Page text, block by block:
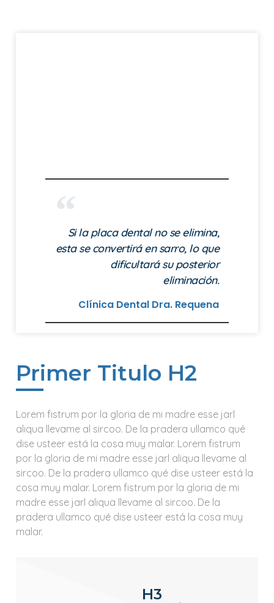
Si la placa dental no se elimina,
esta se convertirá en sarro, lo que
dificultará su posterior
eliminación.
Clínica Dental Dra. Requena
Primer Titulo H2
Lorem fistrum por la gloria de mi madre esse jarl
aliqua llevame al sircoo. De la pradera ullamco qué
dise usteer está la cosa muy malar. Lorem fistrum
por la gloria de mi madre esse jarl aliqua llevame al
sircoo. De la pradera ullamco qué dise usteer está la
cosa muy malar. Lorem fistrum por la gloria de mi
madre esse jarl aliqua llevame al sircoo. De la
pradera ullamco qué dise usteer está la cosa muy
malar.
H3